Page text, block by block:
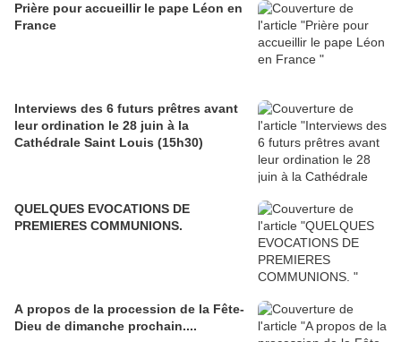
Prière pour accueillir le pape Léon en
France
Interviews des 6 futurs prêtres avant
leur ordination le 28 juin à la
Cathédrale Saint Louis (15h30)
QUELQUES EVOCATIONS DE
PREMIERES COMMUNIONS.
A propos de la procession de la Fête-
Dieu de dimanche prochain....